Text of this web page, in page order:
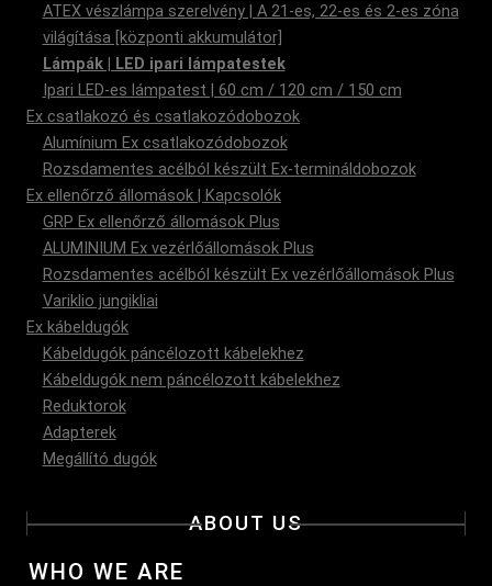
ATEX vészlámpa szerelvény | A 21-es, 22-es és 2-es zóna
világítása [központi akkumulátor]
Lámpák | LED ipari lámpatestek
Ipari LED-es lámpatest | 60 cm / 120 cm / 150 cm
Ex csatlakozó és csatlakozódobozok
Alumínium Ex csatlakozódobozok
Rozsdamentes acélból készült Ex-termináldobozok
Ex ellenőrző állomások | Kapcsolók
GRP Ex ellenőrző állomások Plus
ALUMINIUM Ex vezérlőállomások Plus
Rozsdamentes acélból készült Ex vezérlőállomások Plus
Variklio jungikliai
Ex kábeldugók
Kábeldugók páncélozott kábelekhez
Kábeldugók nem páncélozott kábelekhez
Reduktorok
Adapterek
Megállító dugók
ABOUT US
WHO WE ARE